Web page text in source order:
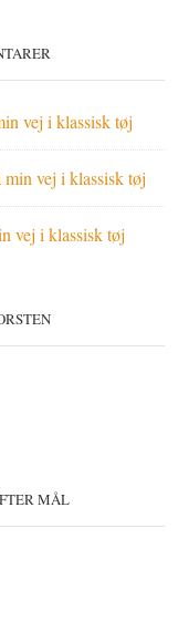
vej i klassisk tøj
vej i klassisk tøj
vej i klassisk tøj
MÅL